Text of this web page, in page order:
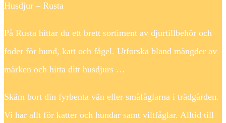
Husdjur – Rusta
På Rusta hittar du ett brett sortiment av djurtillbehör och
foder för hund, katt och fågel. Utforska bland mängder av
märken och hitta ditt husdjurs …
Skäm bort din fyrbenta vän eller småfåglarna i trädgården.
Vi har allt för katter och hundar samt viltfåglar. Alltid till